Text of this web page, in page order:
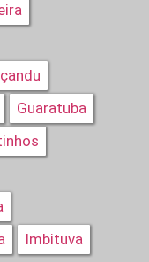
Guaratuba
Imbituva